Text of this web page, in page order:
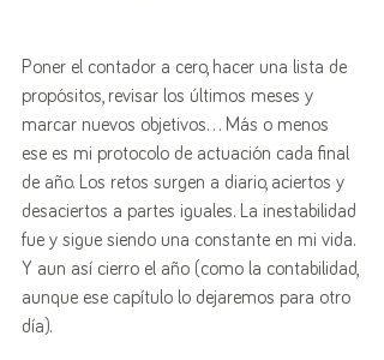
Poner el contador a cero, hacer una lista de
propósitos, revisar los últimos meses y
marcar nuevos objetivos... Más o menos
ese es mi protocolo de actuación cada final
de año. Los retos surgen a diario, aciertos y
desaciertos a partes iguales. La inestabilidad
fue y sigue siendo una constante en mi vida.
Y aun así cierro el año (como la contabilidad,
aunque ese capítulo lo dejaremos para otro
día).